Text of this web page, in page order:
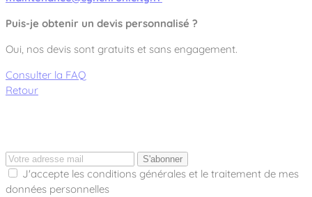
Puis-je obtenir un devis personnalisé ?
Oui, nos devis sont gratuits et sans engagement.
Consulter la FAQ
Retour
S'abonner
J'accepte les conditions générales et le traitement de mes
données personnelles